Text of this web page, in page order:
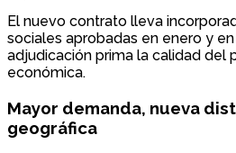
El nuevo contrato lleva
sociales aprobadas en enero y
adjudicación prima la calidad
económica.
Mayor demanda, nueva
geográfica